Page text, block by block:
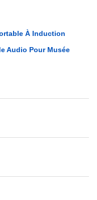
À Induction
Audio Pour Musée